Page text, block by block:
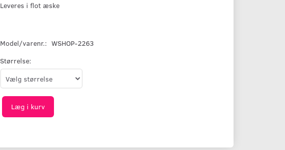
Leveres i flot æske
Model/varenr.: WSHOP-2263
Størrelse:
Læg i kurv